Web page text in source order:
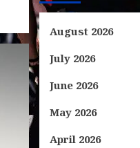
August 2026
July 2026
June 2026
May 2026
April 2026